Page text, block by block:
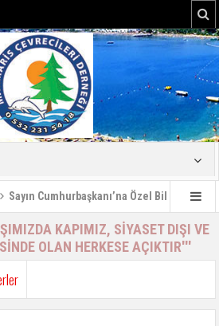
Cumhurbaşkanı’na Özel Bilgilendirme
KAPIMIZ, SİYASET DIŞI VE
OLAN HERKESE AÇIKTIR'''